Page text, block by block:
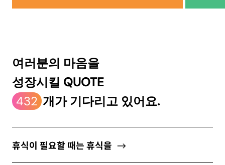
newsletter
소중한 자신의 가치를 찾도록 도와주는
여러분의 마음을
성장시킬 QUOTE
432 개가 기다리고 있어요.
휴식이 필요할 때는 휴식을